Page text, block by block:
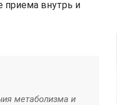
приема внутрь и
метаболизма и